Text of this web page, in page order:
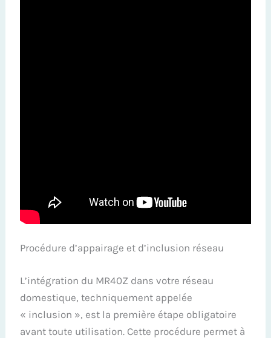
Procédure d’appairage et d’inclusion réseau
L’intégration du MR40Z dans votre réseau
domestique, techniquement appelée
« inclusion », est la première étape obligatoire
avant toute utilisation. Cette procédure permet à